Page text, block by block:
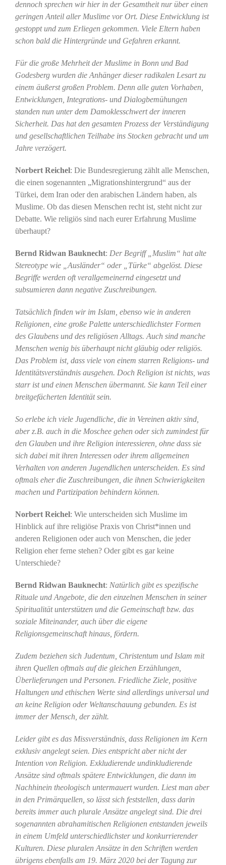
dennoch sprechen wir hier in der Gesamtheit nur über einen
geringen Anteil aller Muslime vor Ort. Diese Entwicklung ist
gestoppt und zum Erliegen gekommen. Viele Eltern haben
schon bald die Hintergründe und Gefahren erkannt.
Für die große Mehrheit der Muslime in Bonn und Bad
Godesberg wurden die Anhänger dieser radikalen Lesart zu
einem äußerst großen Problem. Denn alle guten Vorhaben,
Entwicklungen, Integrations- und Dialogbemühungen
standen nun unter dem Damoklesschwert der inneren
Sicherheit. Das hat den gesamten Prozess der Verständigung
und gesellschaftlichen Teilhabe ins Stocken gebracht und um
Jahre verzögert.
Norbert Reichel: Die Bundesregierung zählt alle Menschen,
die einen sogenannten „Migrationshintergrund“ aus der
Türkei, dem Iran oder den arabischen Ländern haben, als
Muslime. Ob das diesen Menschen recht ist, steht nicht zur
Debatte. Wie religiös sind nach eurer Erfahrung Muslime
überhaupt?
Bernd Ridwan Bauknecht: Der Begriff „Muslim“ hat alte
Stereotype wie „Ausländer“ oder „Türke“ abgelöst. Diese
Begriffe werden oft verallgemeinernd eingesetzt und
subsumieren dann negative Zuschreibungen.
Tatsächlich finden wir im Islam, ebenso wie in anderen
Religionen, eine große Palette unterschiedlichster Formen
des Glaubens und des religiösen Alltags. Auch sind manche
Menschen wenig bis überhaupt nicht gläubig oder religiös.
Das Problem ist, dass viele von einem starren Religions- und
Identitätsverständnis ausgehen. Doch Religion ist nichts, was
starr ist und einen Menschen übermannt. Sie kann Teil einer
breitgefächerten Identität sein.
So erlebe ich viele Jugendliche, die in Vereinen aktiv sind,
aber z.B. auch in die Moschee gehen oder sich zumindest für
den Glauben und ihre Religion interessieren, ohne dass sie
sich dabei mit ihren Interessen oder ihrem allgemeinen
Verhalten von anderen Jugendlichen unterscheiden. Es sind
oftmals eher die Zuschreibungen, die ihnen Schwierigkeiten
machen und Partizipation behindern können.
Norbert Reichel: Wie unterscheiden sich Muslime im
Hinblick auf ihre religiöse Praxis von Christ*innen und
anderen Religionen oder auch von Menschen, die jeder
Religion eher ferne stehen? Oder gibt es gar keine
Unterschiede?
Bernd Ridwan Bauknecht: Natürlich gibt es spezifische
Rituale und Angebote, die den einzelnen Menschen in seiner
Spiritualität unterstützen und die Gemeinschaft bzw. das
soziale Miteinander, auch über die eigene
Religionsgemeinschaft hinaus, fördern.
Zudem beziehen sich Judentum, Christentum und Islam mit
ihren Quellen oftmals auf die gleichen Erzählungen,
Überlieferungen und Personen. Friedliche Ziele, positive
Haltungen und ethischen Werte sind allerdings universal und
an keine Religion oder Weltanschauung gebunden. Es ist
immer der Mensch, der zählt.
Leider gibt es das Missverständnis, dass Religionen im Kern
exklusiv angelegt seien. Dies entspricht aber nicht der
Intention von Religion. Exkludierende undinkludierende
Ansätze sind oftmals spätere Entwicklungen, die dann im
Nachhinein theologisch untermauert wurden. Liest man aber
in den Primärquellen, so lässt sich feststellen, dass darin
bereits immer auch plurale Ansätze angelegt sind. Die drei
sogenannten abrahamitischen Religionen entstanden jeweils
in einem Umfeld unterschiedlichster und konkurrierender
Kulturen. Diese pluralen Ansätze in den Schriften werden
übrigens ebenfalls am 19. März 2020 bei der Tagung zur